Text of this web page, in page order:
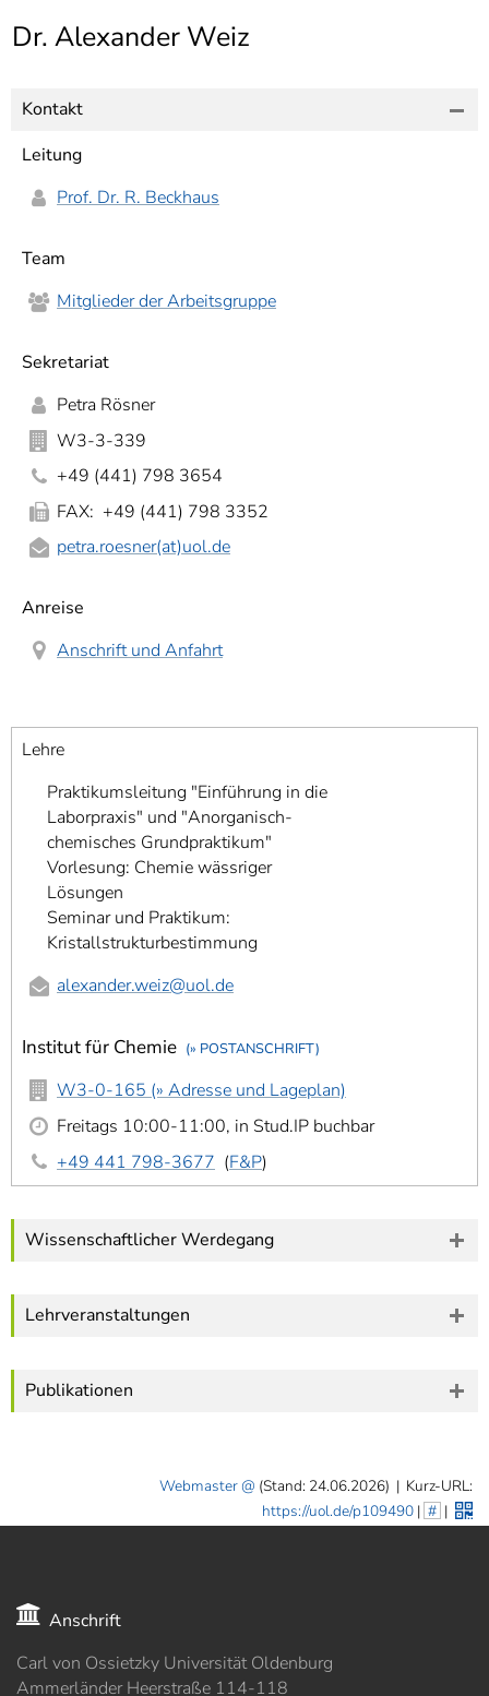
Informationen zur
Dr. Alexander Weiz
Kontakt
Leitung
Prof. Dr. R. Beckhaus
Team
Mitglieder der Arbeitsgruppe
Sekretariat
Petra Rösner
W3-3-339
+49 (441) 798 3654
FAX: +49 (441) 798 3352
petra.roesner(at)uol.de
Anreise
Anschrift und Anfahrt
Lehre
Praktikumsleitung "Einführung in die
Laborpraxis" und "Anorganisch-
chemisches Grundpraktikum"
Vorlesung: Chemie wässriger
Lösungen
Seminar und Praktikum:
Kristallstrukturbestimmung
Analysemethoden
Befindet sich im Aufbau
alexander.weiz@uol.de
Institut für Chemie (» POSTANSCHRIFT)
W3-0-165 (» Adresse und Lageplan)
Freitags 10:00-11:00, in Stud.IP buchbar
+49 441 798-3677 (F&P)
Wissenschaftlicher Werdegang
Lehrveranstaltungen
Publikationen
Webmaster (Stand: 24.06.2026) | Kurz-URL:
https://uol.de/p109490| # |
Anschrift
Carl von Ossietzky Universität Oldenburg
Ammerländer Heerstraße 114-118